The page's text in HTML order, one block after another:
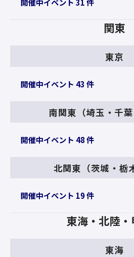
開催中イベント 31 件
関東
東京
開催中イベント 43 件
南関東（埼玉・千葉
開催中イベント 48 件
北関東（茨城・栃
開催中イベント 19 件
東海・北陸
東海